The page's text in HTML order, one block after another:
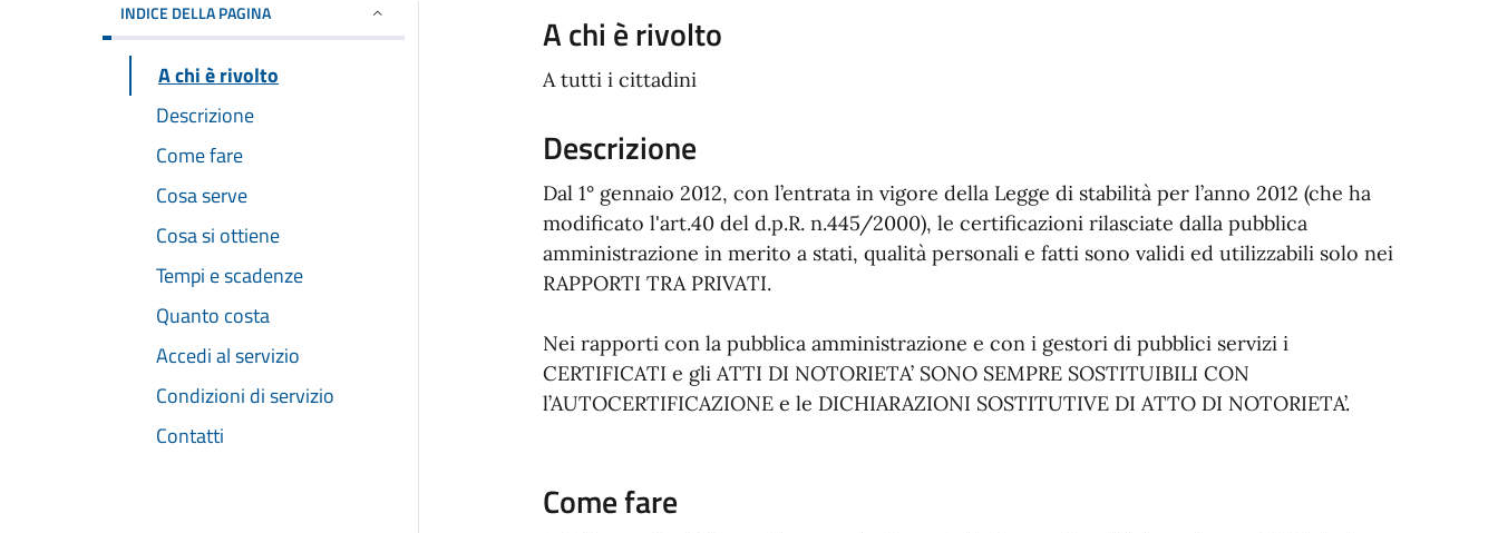
INDICE DELLA PAGINA
A chi è rivolto
Descrizione
Come fare
Cosa serve
Cosa si ottiene
Tempi e scadenze
Quanto costa
Accedi al servizio
Condizioni di servizio
Contatti
A chi è rivolto
A tutti i cittadini
Descrizione
Dal 1° gennaio 2012, con l’entrata in vigore della Legge di stabilità per l’anno 2012 (che ha
modificato l'art.40 del d.p.R. n.445/2000), le certificazioni rilasciate dalla pubblica
amministrazione in merito a stati, qualità personali e fatti sono validi ed utilizzabili solo nei
RAPPORTI TRA PRIVATI.
Nei rapporti con la pubblica amministrazione e con i gestori di pubblici servizi i
CERTIFICATI e gli ATTI DI NOTORIETA’ SONO SEMPRE SOSTITUIBILI CON
l’AUTOCERTIFICAZIONE e le DICHIARAZIONI SOSTITUTIVE DI ATTO DI NOTORIETA’.
Come fare